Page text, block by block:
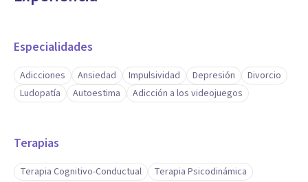
Especialidades
Adicciones Ansiedad Impulsividad Depresión
Divorcio
Ludopatía
Autoestima Adicción a los videojuegos
Terapias
Terapia Cognitivo-Conductual Terapia Psicodinámica